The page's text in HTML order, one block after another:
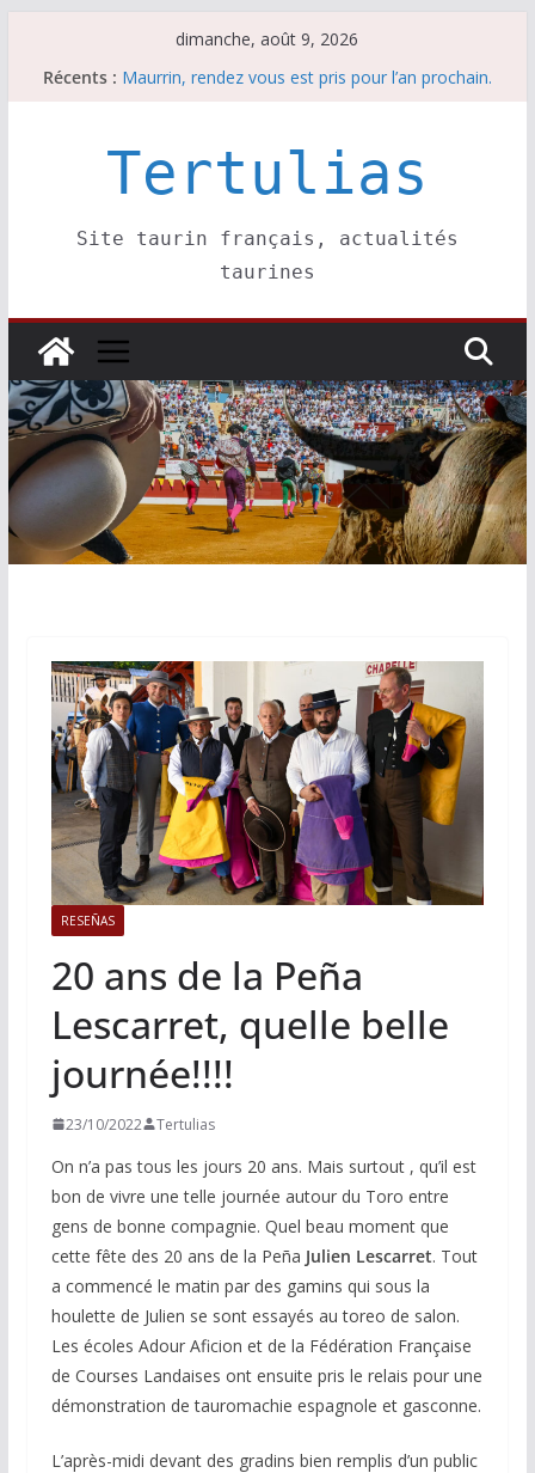
dimanche, août 9, 2026
Récents : Maurrin, rendez vous est pris pour l’an prochain.
Parentis, La Golosina: une première étape
Tertulias
Site taurin français, actualités
taurines
RESEÑAS
20 ans de la Peña
Lescarret, quelle belle
journée!!!!
23/10/2022 Tertulias
On n’a pas tous les jours 20 ans. Mais surtout , qu’il est
bon de vivre une telle journée autour du Toro entre
gens de bonne compagnie. Quel beau moment que
cette fête des 20 ans de la Peña Julien Lescarret. Tout
a commencé le matin par des gamins qui sous la
houlette de Julien se sont essayés au toreo de salon.
Les écoles Adour Aficion et de la Fédération Française
de Courses Landaises ont ensuite pris le relais pour une
démonstration de tauromachie espagnole et gasconne.
L’après-midi devant des gradins bien remplis d’un public